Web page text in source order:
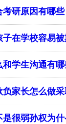
考研原因有哪些
子在学校容易
和学生沟通有
负家长怎么做
是很弱孙权为